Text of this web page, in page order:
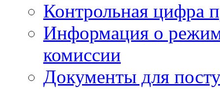
Контрольная цифра
Информация о
комиссии
Документы для